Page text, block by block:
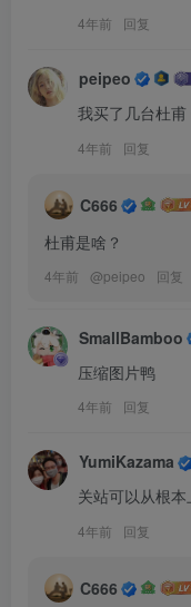
4年前 回复
peipeo
我买了几台杜
4年前 回复
C666
杜甫是啥？
4年前 @peipeo 回复
SmallBamboo
压缩图片鸭
4年前 回复
YumiKazama
关站可以从根
4年前 回复
C666